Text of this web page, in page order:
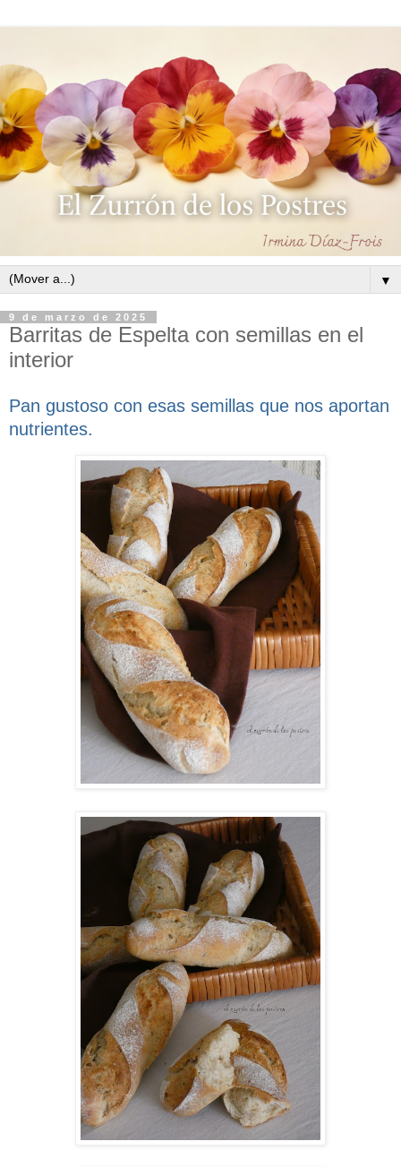
▼
9 de marzo de 2025
Barritas de Espelta con semillas en el
interior
Pan gustoso con esas semillas que nos aportan
nutrientes.